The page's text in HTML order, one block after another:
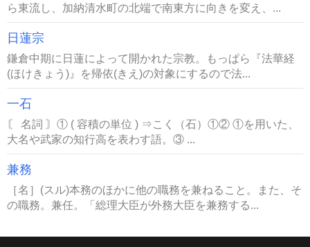
ら東流し、加納清水町の北端で南東方に向きを変え、...
日蓮宗
鎌倉中期に日蓮によって開かれた宗教。もっぱら『法華経
(ほけきょう)』を帰依(きえ)の対象にするので法...
一石
〘 名詞 〙① ( 容積の単位 ) ⇒こく（石）①② ①を用いた、
大名や武家の知行高を表わす語。③ ...
兼務
［名］(スル)本務のほかに他の職務を兼ねること。また、そ
の職務。兼任。「総理大臣が外務大臣を兼務する...